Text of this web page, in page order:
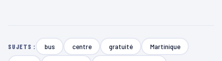
SUJETS : bus centre gratuité Martinique